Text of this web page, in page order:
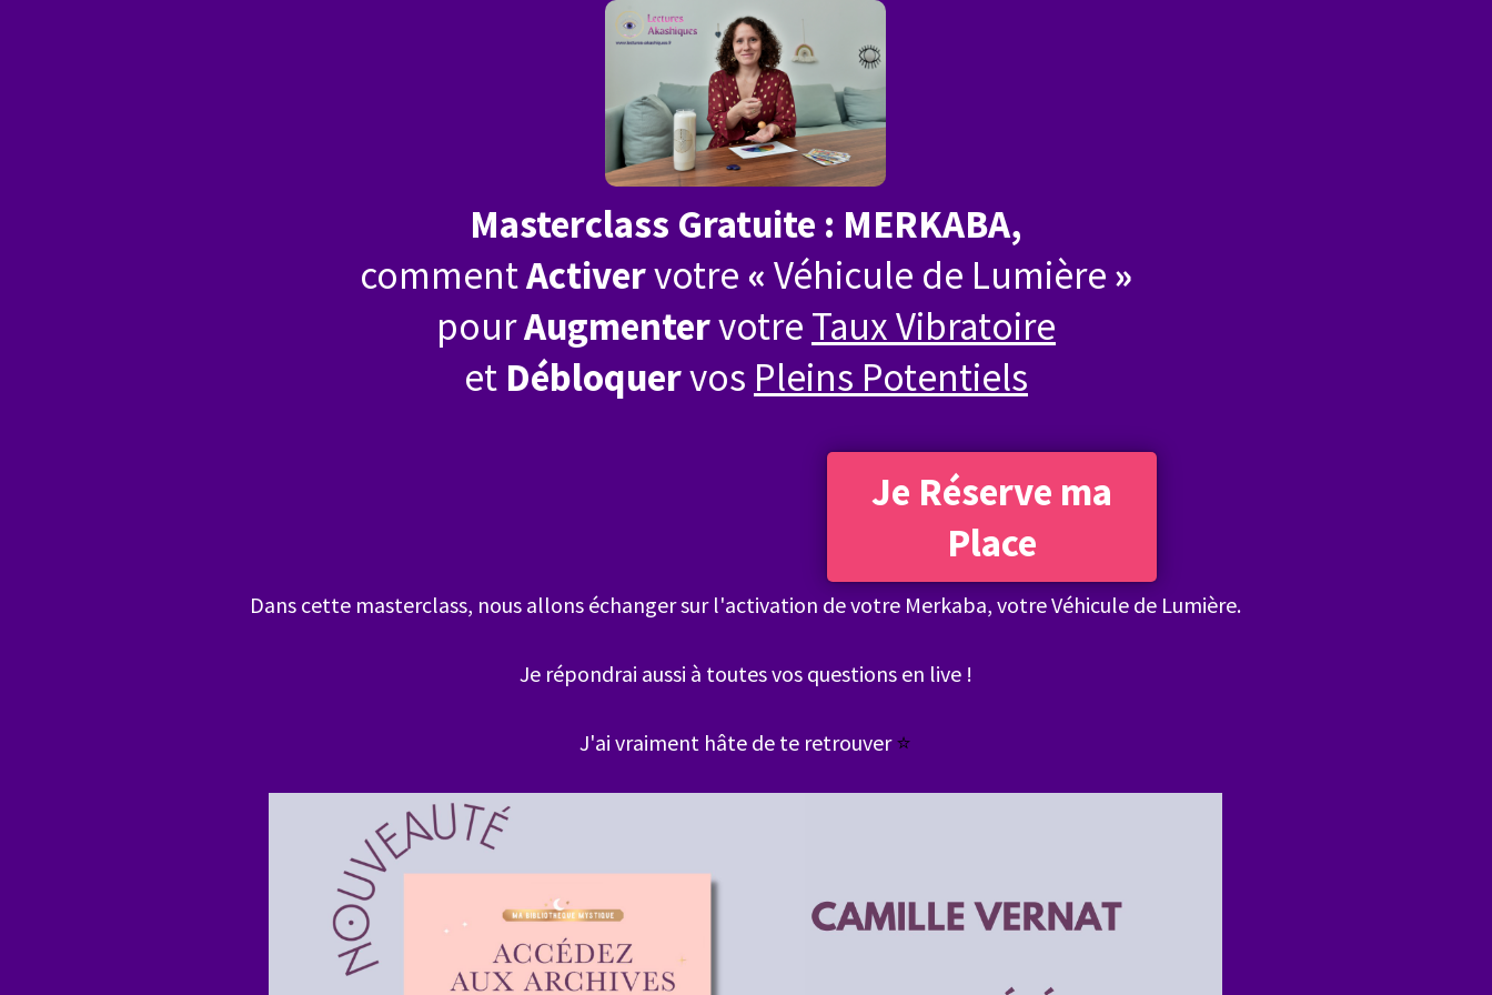
Masterclass Gratuite : MERKABA,
commentActivervotre « Véhicule de Lumière »
pourAugmentervotre Taux Vibratoire
et Débloquervos Pleins Potentiels
Je Réserve ma
Place
Dans cette masterclass, nous allons échanger sur l'activation de votre Merkaba, votre Véhicule de Lumière.
Je répondrai aussi à toutes vos questions en live !
J'ai vraiment hâte de te retrouver⭐️